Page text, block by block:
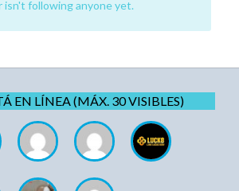
isn't following anyone yet.
EN LÍNEA (MÁX. 30 VISIBLES)